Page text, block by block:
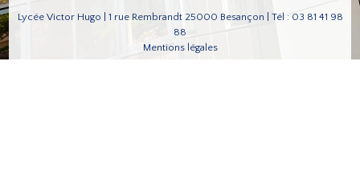
Lycée Victor Hugo | 1 rue Rembrandt 25000 Besançon | Tél : 03 81 41 98
88
Mentions légales